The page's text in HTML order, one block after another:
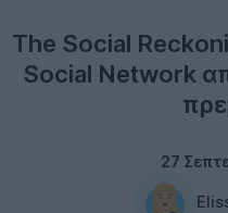
The Social
Social Network
27